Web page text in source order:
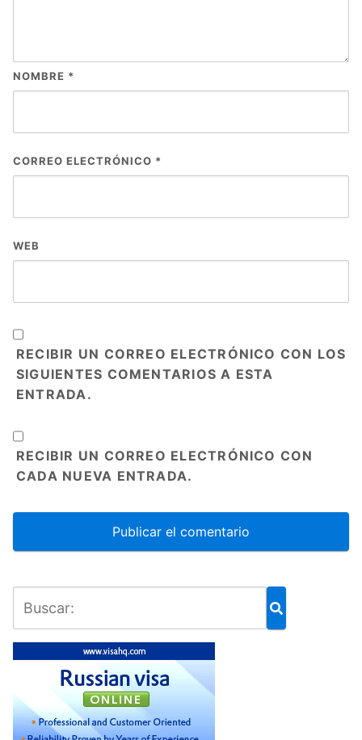
NOMBRE *
CORREO ELECTRÓNICO *
WEB
RECIBIR UN CORREO ELECTRÓNICO CON LOS
SIGUIENTES COMENTARIOS A ESTA
ENTRADA.
RECIBIR UN CORREO ELECTRÓNICO CON
CADA NUEVA ENTRADA.